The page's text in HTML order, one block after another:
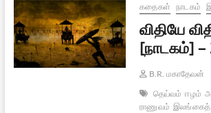
கதைகள் நாடகம்
விதியே
[நாடகம்] –
B.R. மகாதேவன்
தெய்வம் ஈழம்
ராணுவம் இலங்கைத்